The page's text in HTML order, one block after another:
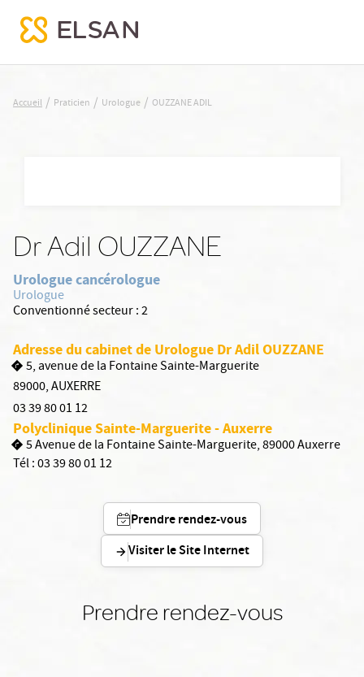
OUZZANE ADIL
Accueil / Praticien / Urologue / OUZZANE ADIL
Dr Adil OUZZANE
Urologue cancérologue
Urologue
Conventionné secteur :2
Adresse du cabinet de Urologue Dr Adil OUZZANE
5, avenue de la Fontaine Sainte-Marguerite
89000,AUXERRE
03 39 80 01 12
Polyclinique Sainte-Marguerite - Auxerre
5 Avenue de la Fontaine Sainte-Marguerite, 89000 Auxerre
Tél :03 39 80 01 12
Prendre rendez-vous
Visiter le Site Internet
Prendre rendez-vous